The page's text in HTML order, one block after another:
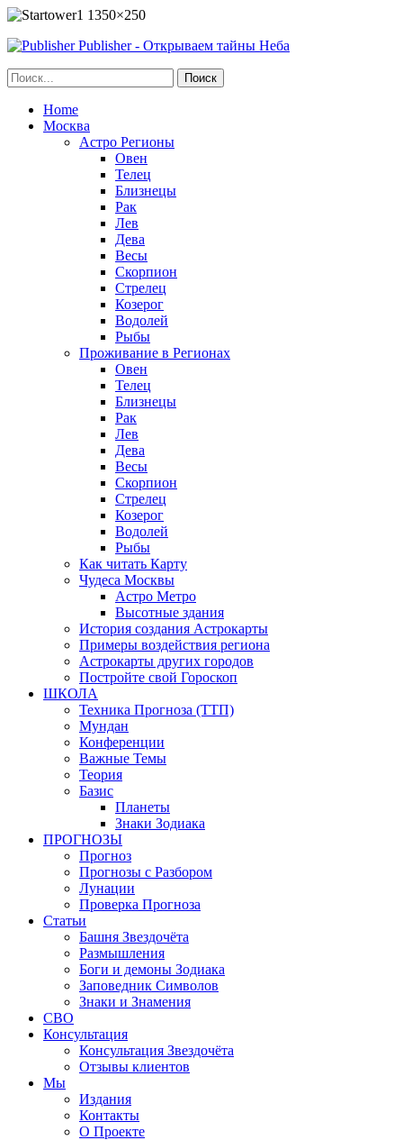
Publisher - Открываем тайны Неба
Home
Москва
Астро Регионы
Овен
Телец
Близнецы
Рак
Лев
Дева
Весы
Скорпион
Стрелец
Козерог
Водолей
Рыбы
Проживание в Регионах
Овен
Телец
Близнецы
Рак
Лев
Дева
Весы
Скорпион
Стрелец
Козерог
Водолей
Рыбы
Как читать Карту
Чудеса Москвы
Астро Метро
Высотные здания
История создания Астрокарты
Примеры воздействия региона
Астрокарты других городов
Постройте свой Гороскоп
ШКОЛА
Техника Прогноза (ТТП)
Мундан
Конференции
Важные Темы
Теория
Базис
Планеты
Знаки Зодиака
ПРОГНОЗЫ
Прогноз
Прогнозы с Разбором
Лунации
Проверка Прогноза
Статьи
Башня Звездочёта
Размышления
Боги и демоны Зодиака
Заповедник Символов
Знаки и Знамения
СВО
Консультация
Консультация Звездочёта
Отзывы клиентов
Мы
Издания
Контакты
О Проекте